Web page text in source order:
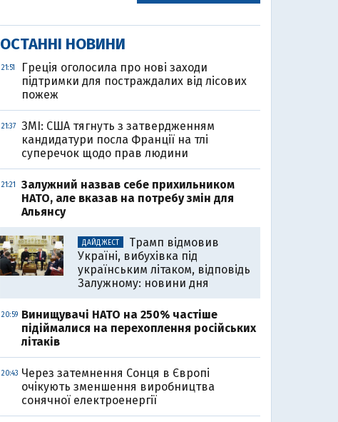
ОСТАННІ НОВИНИ
21:51
Греція оголосила про нові заходи
підтримки для постраждалих від лісових
пожеж
21:37
ЗМІ: США тягнуть з затвердженням
кандидатури посла Франції на тлі
суперечок щодо прав людини
21:21
Залужний назвав себе прихильником
НАТО, але вказав на потребу змін для
Альянсу
ДАЙДЖЕСТ
Трамп відмовив
Україні, вибухівка під
українським літаком, відповідь
Залужному: новини дня
20:59 Винищувачі НАТО на 250% частіше
підіймалися на перехоплення російських
літаків
20:43 Через затемнення Сонця в Європі
очікують зменшення виробництва
сонячної електроенергії